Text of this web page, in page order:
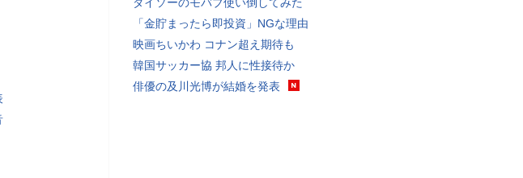
「金貯まったら即投資」NGな理由
映画ちいかわ コナン超え期待も
韓国サッカー協 邦人に性接待か
俳優の及川光博が結婚を発表